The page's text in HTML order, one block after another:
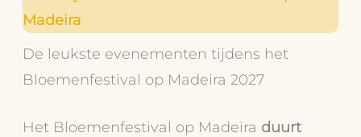
Madeira
De leukste evenementen tijdens het
Bloemenfestival op Madeira 2027
Het Bloemenfestival op Madeira duurt